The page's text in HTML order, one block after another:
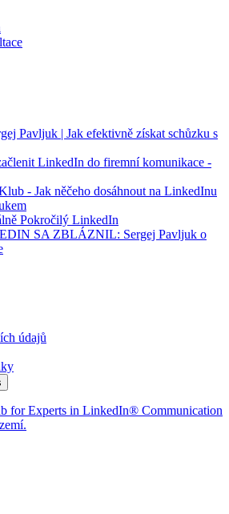
Pavljuk | Jak efektivně získat schůzku s
LinkedIn do firemní komunikace -
- Jak něčeho dosáhnout na LinkedInu
Pokročilý LinkedIn
SA ZBLÁZNIL: Sergej Pavljuk o
údajů
for Experts in LinkedIn® Communication